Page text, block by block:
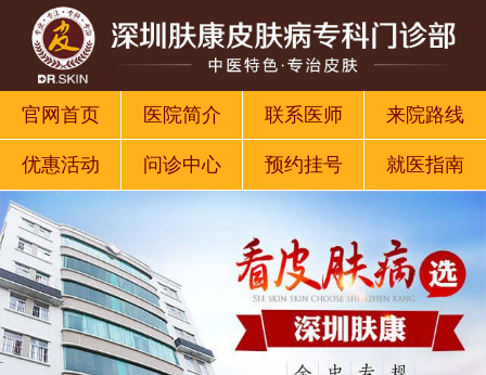
官网首页 医院简介 联系医师 来院路线
优惠活动 问诊中心 预约挂号 就医指南